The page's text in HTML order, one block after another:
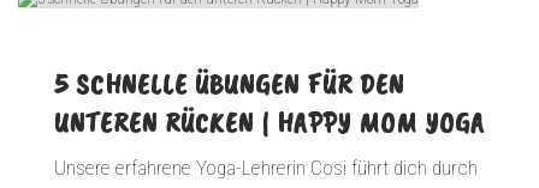
5 SCHNELLE ÜBUNGEN FÜR DEN
UNTEREN RÜCKEN | HAPPY MOM YOGA
Unsere erfahrene Yoga-Lehrerin Cosi führt dich durch